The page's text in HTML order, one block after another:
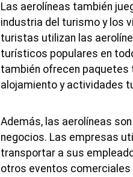
Las aerolíneas también
industria del turismo y los
turistas utilizan las
turísticos populares en
también ofrecen paquetes
alojamiento y actividades
Además, las aerolíneas
negocios. Las empresas
transportar a sus
otros eventos comerciales